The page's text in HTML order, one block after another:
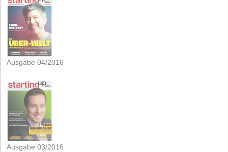
Ausgabe 04/2016
Ausgabe 03/2016